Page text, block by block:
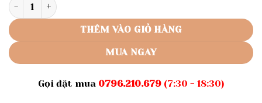
THÊM VÀO GIỎ HÀNG
MUA NGAY
Gọi đặt mua 0796.210.679(7:30 - 18:30)